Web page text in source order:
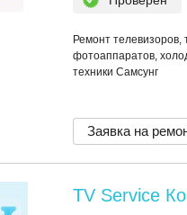
Ремонт
фотоаппаратов,
техники Самсунг
Заявка на
TV Service